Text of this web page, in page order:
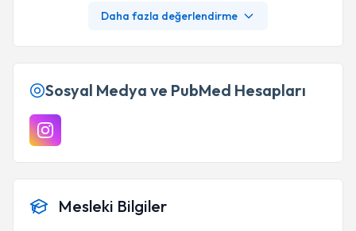
Daha fazla değerlendirme
Sosyal Medya ve PubMed Hesapları
Mesleki Bilgiler